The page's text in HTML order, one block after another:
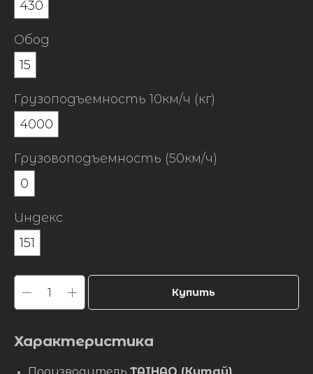
430
Обод
15
Грузоподъемность 10км/ч (кг)
4000
Грузовоподъемность (50км/ч)
0
Индекс
151
Купить
Характеристика